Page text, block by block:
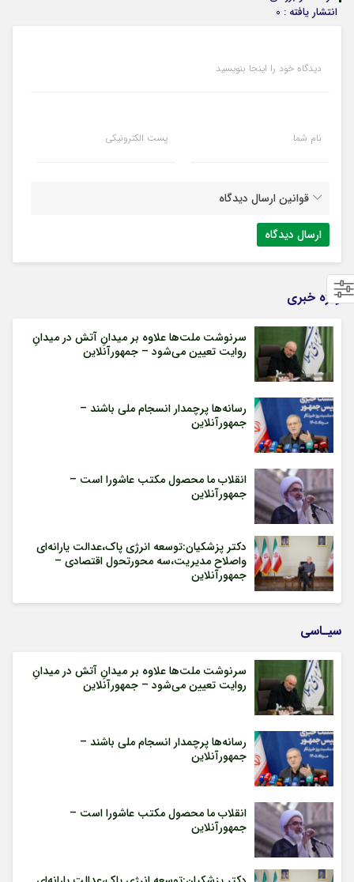
انتشار یافته : 0
دیدگاه خود را اینجا بنویسید
نام شما پست الکترونیکی
قوانین ارسال دیدگاه
ویژه خبری
سرنوشت ملت‌ها علاوه بر میدانِ آتش در میدانِ
روایت تعیین می‌شود – جمهورآنلاین
رسانه‌ها پرچمدار انسجام ملی باشند –
جمهورآنلاین
انقلاب ما محصول مکتب عاشورا است –
جمهورآنلاین
دکتر پزشکیان:توسعه انرژی پاک،عدالت یارانه‌ای
واصلاح مدیریت،سه محورتحول اقتصادی –
جمهورآنلاین
سیـاسی
سرنوشت ملت‌ها علاوه بر میدانِ آتش در میدانِ
روایت تعیین می‌شود – جمهورآنلاین
رسانه‌ها پرچمدار انسجام ملی باشند –
جمهورآنلاین
انقلاب ما محصول مکتب عاشورا است –
جمهورآنلاین